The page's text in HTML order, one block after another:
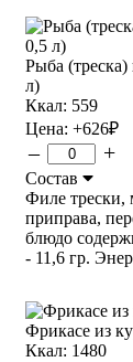
Рыба (треска)
л)
Ккал: 559
Цена: +626₽
– +
Состав
Филе трески,
приправа,
блюдо
- 11,6 гр.
Фрикасе из
Ккал: 1480